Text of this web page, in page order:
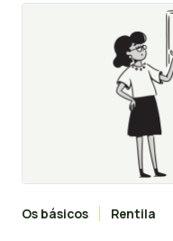
Os básicos Rentila